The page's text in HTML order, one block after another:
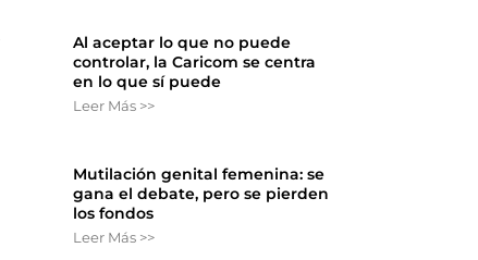
Al aceptar lo que no puede
controlar, la Caricom se centra
en lo que sí puede
Leer Más >>
Mutilación genital femenina: se
gana el debate, pero se pierden
los fondos
Leer Más >>